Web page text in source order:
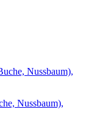
Nussbaum),